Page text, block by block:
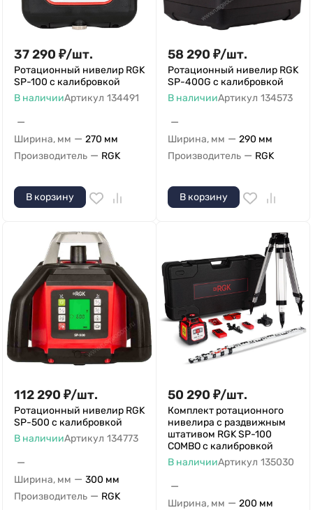
37 290 ₽/шт.
Ротационный нивелир RGK
SP-100 с калибровкой
В наличииАртикул 134491
—
Ширина, мм — 270 мм
Производитель — RGK
В корзину
58 290 ₽/шт.
Ротационный нивелир RGK
SP-400G с калибровкой
В наличииАртикул 134573
—
Ширина, мм — 290 мм
Производитель — RGK
В корзину
112 290 ₽/шт.
Ротационный нивелир RGK
SP-500 с калибровкой
В наличииАртикул 134773
—
Ширина, мм — 300 мм
Производитель — RGK
50 290 ₽/шт.
Комплект ротационного
нивелира с раздвижным
штативом RGK SP-100
COMBO с калибровкой
В наличииАртикул 135030
—
Ширина, мм — 200 мм